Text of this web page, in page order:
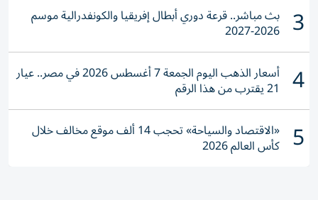
3 بث مباشر.. قرعة دوري أبطال إفريقيا والكونفدرالية موسم
2026-2027
4 أسعار الذهب اليوم الجمعة 7 أغسطس 2026 في مصر.. عيار
21 يقترب من هذا الرقم
5 «الاقتصاد والسياحة» تحجب 14 ألف موقع مخالف خلال
كأس العالم 2026